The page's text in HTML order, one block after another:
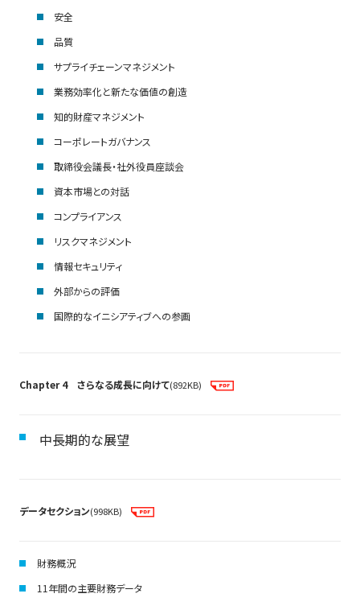
安全
品質
サプライチェーンマネジメント
業務効率化と新たな価値の創造
知的財産マネジメント
コーポレートガバナンス
取締役会議長・社外役員座談会
資本市場との対話
コンプライアンス
リスクマネジメント
情報セキュリティ
外部からの評価
国際的なイニシアティブへの参画
Chapter 4 さらなる成長に向けて(892KB)
中長期的な展望
データセクション(998KB)
財務概況
11年間の主要財務データ